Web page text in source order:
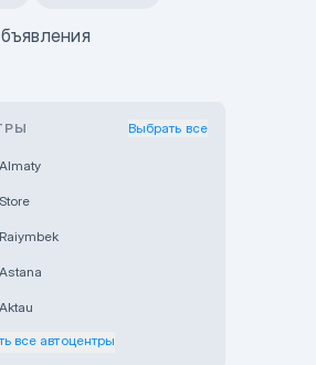
Выбрать все
все автоцентры